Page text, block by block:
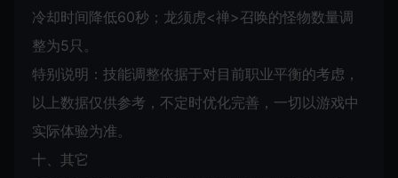
冷却时间降低60秒；龙须虎<禅>召唤的怪物数量调
整为5只。
特别说明：技能调整依据于对目前职业平衡的考虑，
以上数据仅供参考，不定时优化完善，一切以游戏中
实际体验为准。
十、其它